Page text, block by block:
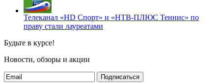
Телеканал «HD Спорт» и «НТВ-ПЛЮС Теннис» по
праву стали лауреатами
Будьте в курсе!
Новости, обзоры и акции
Подписаться